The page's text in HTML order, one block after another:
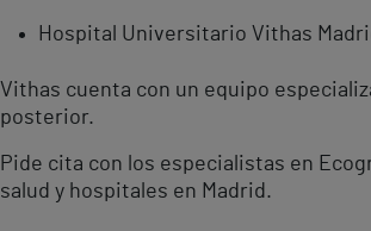
Hospital Universitario Vithas
Vithas cuenta con un equipo
posterior.
Pide cita con los especialistas en
salud y hospitales en Madrid.